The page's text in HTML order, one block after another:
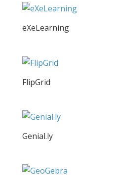
eXeLearning
FlipGrid
Genial.ly